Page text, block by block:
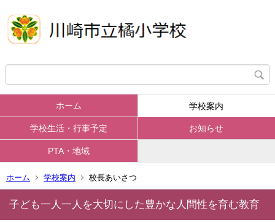
ホーム 学校案内
学校生活・行事予定 お知らせ
PTA・地域
ホーム 学校案内 校長あいさつ
子ども一人一人を大切にした豊かな人間性を育む教育